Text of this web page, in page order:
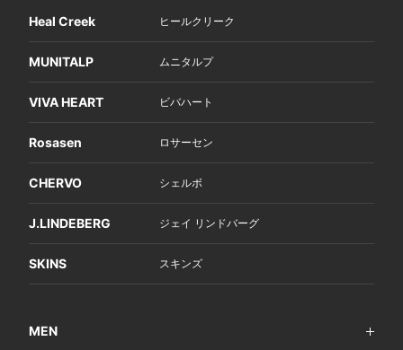
Heal Creek ヒールクリーク
MUNITALP ムニタルプ
VIVA HEART ビバハート
Rosasen ロサーセン
CHERVO シェルボ
J.LINDEBERG ジェイ リンドバーグ
SKINS スキンズ
MEN